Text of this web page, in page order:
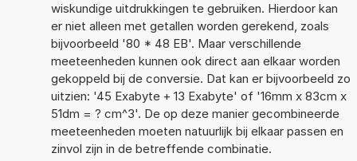
wiskundige uitdrukkingen te gebruiken. Hierdoor kan
er niet alleen met getallen worden gerekend, zoals
bijvoorbeeld '80 * 48 EB'. Maar verschillende
meeteenheden kunnen ook direct aan elkaar worden
gekoppeld bij de conversie. Dat kan er bijvoorbeeld zo
uitzien: '45 Exabyte + 13 Exabyte' of '16mm x 83cm x
51dm = ? cm^3'. De op deze manier gecombineerde
meeteenheden moeten natuurlijk bij elkaar passen en
zinvol zijn in de betreffende combinatie.